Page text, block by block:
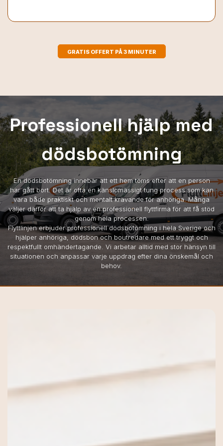
GRATIS OFFERT PÅ 3 MINUTER
Professionell hjälp med
dödsbotömning
En dödsbotömning innebär att ett hem töms efter att en person
har gått bort. Det är ofta en känslomässigt tung process som kan
vara både praktiskt och mentalt krävande för anhöriga. Många
väljer därför att ta hjälp av en professionell flyttfirma för att få stöd
genom hela processen.
Flyttlinjen erbjuder professionell dödsbotömning i hela Sverige och
hjälper anhöriga, dödsbon och boutredare med ett tryggt och
respektfullt omhändertagande. Vi arbetar alltid med stor hänsyn till
situationen och anpassar varje uppdrag efter dina önskemål och
behov.